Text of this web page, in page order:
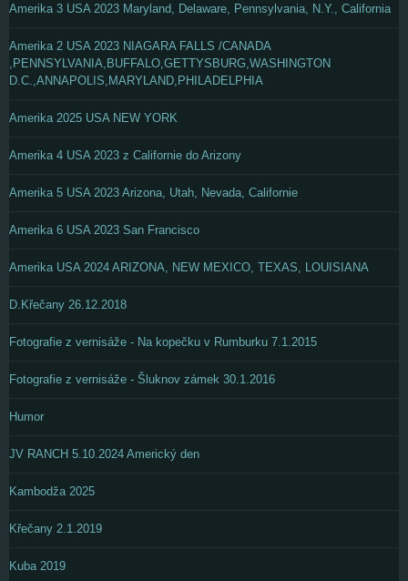
Amerika 3 USA 2023 Maryland, Delaware, Pennsylvania, N.Y., California
Amerika 2 USA 2023 NIAGARA FALLS /CANADA
,PENNSYLVANIA,BUFFALO,GETTYSBURG,WASHINGTON
D.C.,ANNAPOLIS,MARYLAND,PHILADELPHIA
Amerika 2025 USA NEW YORK
Amerika 4 USA 2023 z Californie do Arizony
Amerika 5 USA 2023 Arizona, Utah, Nevada, Californie
Amerika 6 USA 2023 San Francisco
Amerika USA 2024 ARIZONA, NEW MEXICO, TEXAS, LOUISIANA
D.Křečany 26.12.2018
Fotografie z vernisáže - Na kopečku v Rumburku 7.1.2015
Fotografie z vernisáže - Šluknov zámek 30.1.2016
Humor
JV RANCH 5.10.2024 Americký den
Kambodža 2025
Křečany 2.1.2019
Kuba 2019